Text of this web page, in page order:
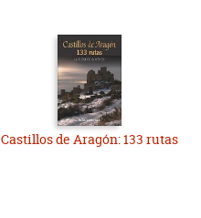
Castillos de Aragón: 133 rutas